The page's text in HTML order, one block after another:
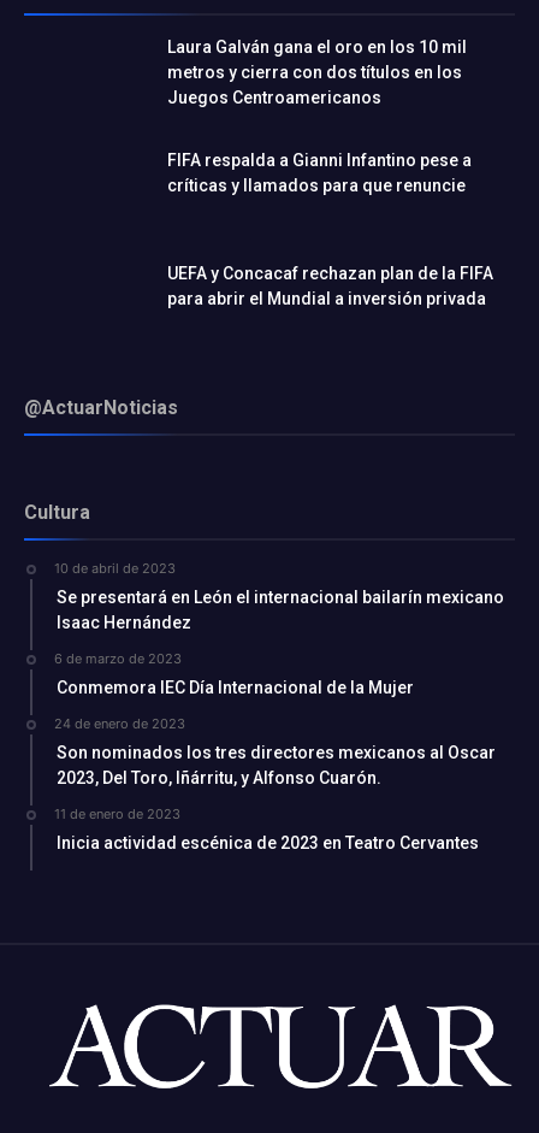
Laura Galván gana el oro en los 10 mil
metros y cierra con dos títulos en los
Juegos Centroamericanos
FIFA respalda a Gianni Infantino pese a
críticas y llamados para que renuncie
UEFA y Concacaf rechazan plan de la FIFA
para abrir el Mundial a inversión privada
@ActuarNoticias
Cultura
10 de abril de 2023
Se presentará en León el internacional bailarín mexicano
Isaac Hernández
6 de marzo de 2023
Conmemora IEC Día Internacional de la Mujer
24 de enero de 2023
Son nominados los tres directores mexicanos al Oscar
2023, Del Toro, Iñárritu, y Alfonso Cuarón.
11 de enero de 2023
Inicia actividad escénica de 2023 en Teatro Cervantes